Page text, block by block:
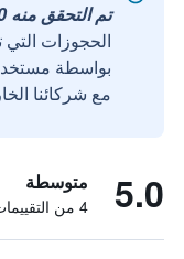
تم التحقق منه 100%
الحجوزات التي
مع شركائنا
5.0 متوسطة
4 من التقييمات تم التحقق منها